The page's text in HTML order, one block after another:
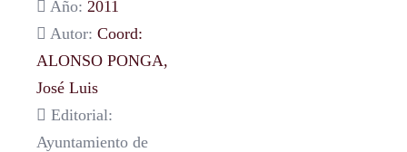
Año: 2011
Autor: Coord:
ALONSO PONGA,
José Luis
Editorial:
Ayuntamiento de